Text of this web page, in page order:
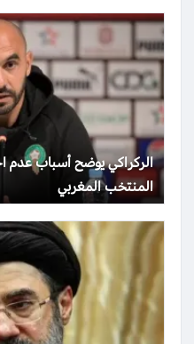
الركراكي يوضح أسباب عدم
المنتخب المغربي